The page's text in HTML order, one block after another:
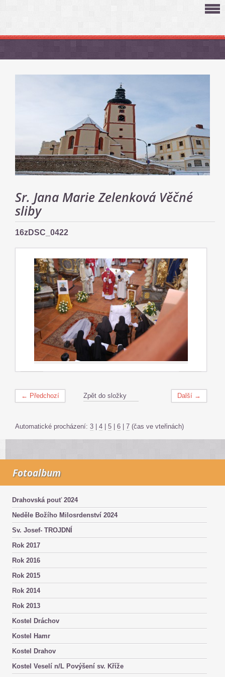
Sr. Jana Marie Zelenková Věčné
sliby
16zDSC_0422
← Předchozí Další →
Zpět do složky
Automatické procházení: 3 | 4 | 5 | 6 | 7 (čas ve vteřinách)
Fotoalbum
Drahovská pouť 2024
Neděle Božího Milosrdenství 2024
Sv. Josef- TROJDNÍ
Rok 2017
Rok 2016
Rok 2015
Rok 2014
Rok 2013
Kostel Dráchov
Kostel Hamr
Kostel Drahov
Kostel Veselí n/L Povýšení sv. Kříže